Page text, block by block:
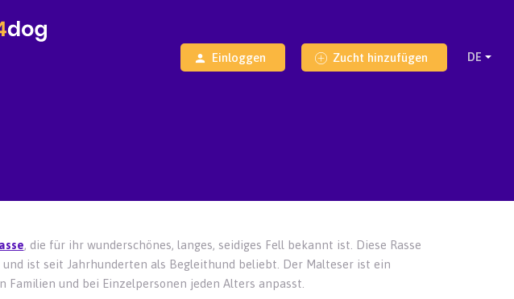
Einloggen Zucht hinzufügen
, die für ihr wunderschönes, langes, seidiges Fell bekannt ist. Diese Rasse
ist seit Jahrhunderten als Begleithund beliebt. Der Malteser ist ein
und bei Einzelpersonen jeden Alters anpasst.